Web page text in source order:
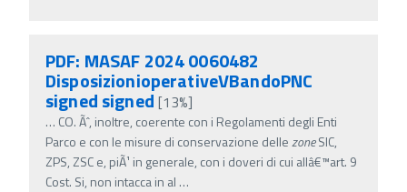
PDF: MASAF 2024 0060482
DisposizionioperativeVBandoPNC
signed signed[13%]
… CO. Ãˆ, inoltre, coerente con i Regolamenti degli Enti
Parco e con le misure di conservazione dellezoneSIC,
ZPS, ZSC e, piÃ¹ in generale, con i doveri di cui allâ€™art. 9
Cost. Si, non intacca in al …